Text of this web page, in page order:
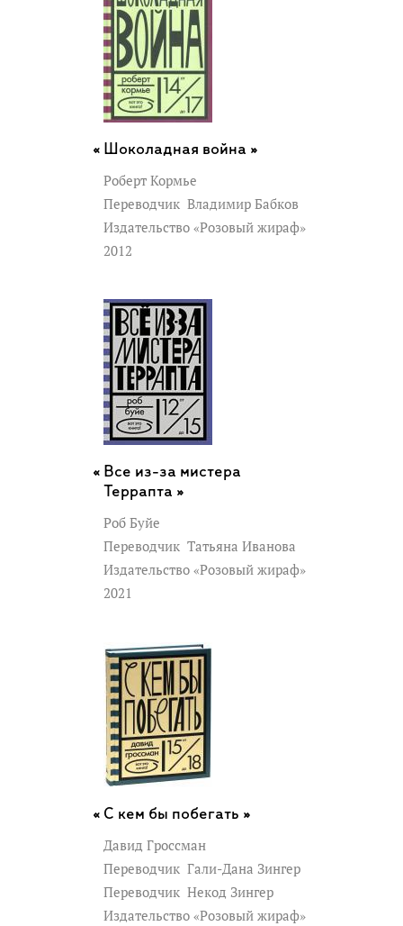
Шоколадная война »
Роберт Кормье
Переводчик Владимир Бабков
Издательство «Розовый жираф»
2012
Все из-за мистера
Террапта »
Роб Буйе
Переводчик Татьяна Иванова
Издательство «Розовый жираф»
2021
С кем бы побегать »
Давид Гроссман
Переводчик Гали-Дана Зингер
Переводчик Некод Зингер
Издательство «Розовый жираф»